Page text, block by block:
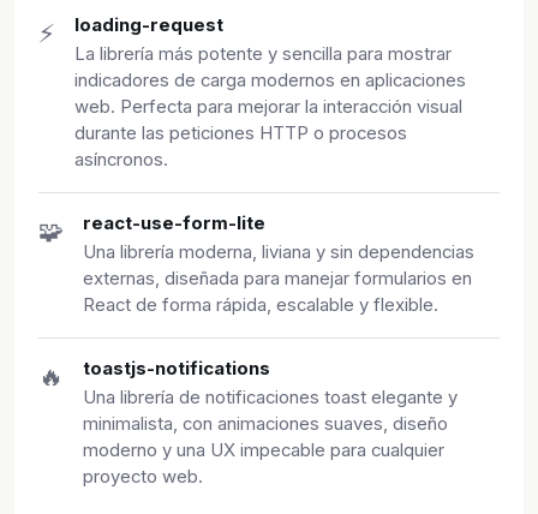
⚡ loading-request
La librería más potente y sencilla para mostrar
indicadores de carga modernos en aplicaciones
web. Perfecta para mejorar la interacción visual
durante las peticiones HTTP o procesos
asíncronos.
🧩 react-use-form-lite
Una librería moderna, liviana y sin dependencias
externas, diseñada para manejar formularios en
React de forma rápida, escalable y flexible.
🔥 toastjs-notifications
Una librería de notificaciones toast elegante y
minimalista, con animaciones suaves, diseño
moderno y una UX impecable para cualquier
proyecto web.